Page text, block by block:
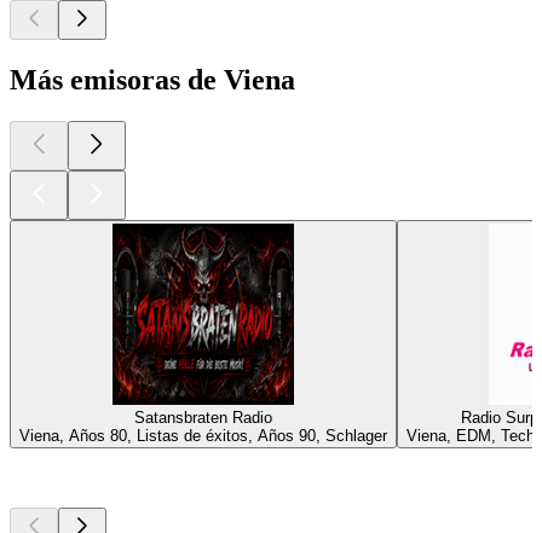
Más emisoras de Viena
Satansbraten Radio
Viena, Años 80, Listas de éxitos, Años 90, Schlager
Radio
Viena, EDM,